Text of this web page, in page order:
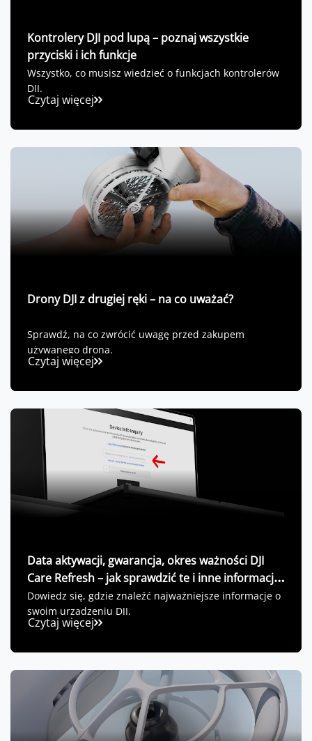
Kontrolery DJI pod lupą – poznaj wszystkie
przyciski i ich funkcje
Wszystko, co musisz wiedzieć o funkcjach kontrolerów
DJI.
Czytaj więcej
Drony DJI z drugiej ręki – na co uważać?
Sprawdź, na co zwrócić uwagę przed zakupem
używanego drona.
Czytaj więcej
Data aktywacji, gwarancja, okres ważności DJI
Care Refresh – jak sprawdzić te i inne informacje
o swoim urządzeniu DJI?
Dowiedz się, gdzie znaleźć najważniejsze informacje o
swoim urządzeniu DJI.
Czytaj więcej